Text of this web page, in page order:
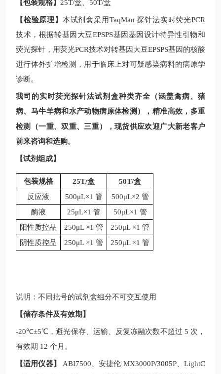
【包装规格】 25T/盒、 50T/盒
【检验原理】 本试剂盒采用TaqMan探针法实时荧光PCR
技术，根据转基因大豆EPSPS基因 基因设计特异性引物和
荧光探针，用荧光PCR技术对转基因大豆EPSPS基因 的核酸
进行体外扩增检测，用于临床上对可疑感染病料的病原学
诊断。
我司的实时荧光探针法试剂盒种类齐全（涵盖禽病、猪
病、马牛羊病和水产动物病原体检测），精准高效，多重
检测（一重、双重、三重）， 现货供应欢迎广大新老客户
前来咨询和选购。
【试剂组成】
包装规格 25T/盒 50T/盒
反应液
500μL×1 管
500μL×2 管
酶液
25μL×1 管
50μL×1 管
阳性质控品
250μL ×1 管
250μL ×1 管
阴性质控品
250μL ×1 管 250μL ×1 管
说明：不同批号的试剂盒组分不可交互使用
【储存条件及有效期】
-20℃±5℃，避光保存、运输、反复冻融次数不超过 5 次，
有效期 12 个月。
【适用仪器】 ABI7500 、安捷伦 MX3000P/3005P、LightC